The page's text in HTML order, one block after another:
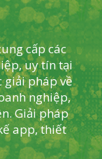
cấp các
uy tín tại
giải pháp về
nghiệp,
Giải pháp
app, thiết